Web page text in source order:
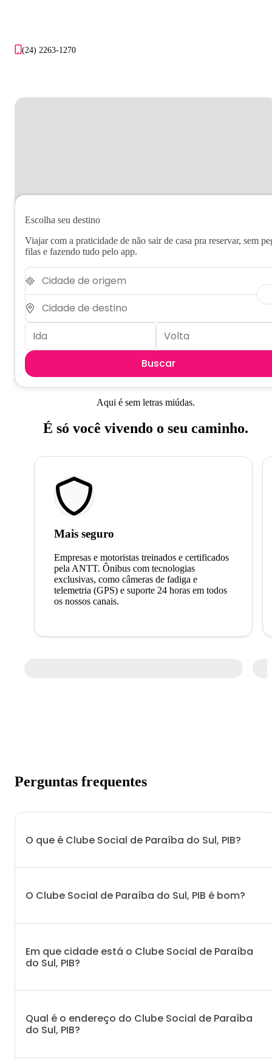
(24) 2263-1270
Escolha seu destino
Viajar com a praticidade de não sair de casa pra reservar, sem
filas e fazendo tudo pelo app.
Buscar
Aqui é sem letras miúdas.
É só você vivendo o seu caminho.
Mais seguro
Empresas e motoristas treinados e certificados
pela ANTT. Ônibus com tecnologias
exclusivas, como câmeras de fadiga e
telemetria (GPS) e suporte 24 horas em todos
os nossos canais.
Perguntas frequentes
O que é Clube Social de Paraíba do Sul, PIB?
O Clube Social de Paraíba do Sul, PIB é bom?
Em que cidade está o Clube Social de Paraíba
do Sul, PIB?
Qual é o endereço do Clube Social de Paraíba
do Sul, PIB?